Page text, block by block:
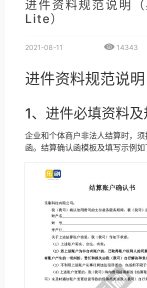
进件资料规范说明
Lite）
2021-08-11 14343
进件资料规范说明
1、进件必填资料
企业和个体商户非法人结算时，须
函。结算确认函模板及填写示例如